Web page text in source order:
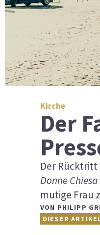
Kirche
Der
Der
Donne
mutige Frau
VON PHILIPP
DIESER